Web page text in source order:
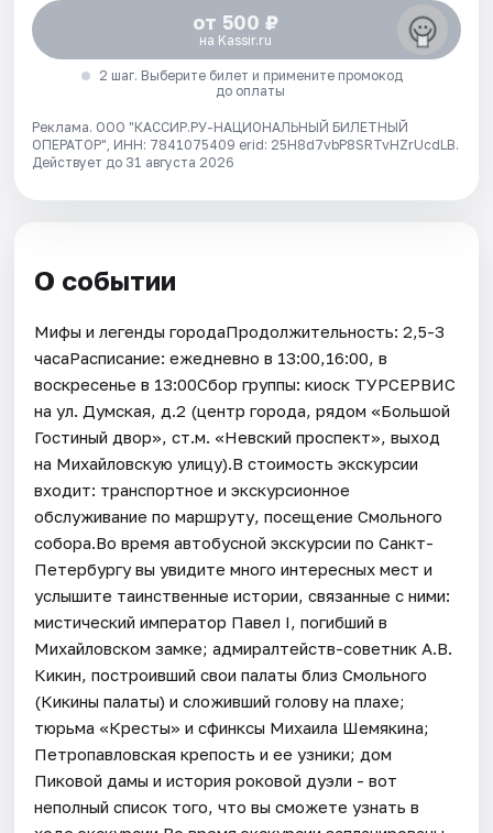
от 500 ₽
на Kassir.ru
2 шаг. Выберите билет и примените промокод
до оплаты
Реклама. ООО "КАССИР.РУ-НАЦИОНАЛЬНЫЙ БИЛЕТНЫЙ
ОПЕРАТОР", ИНН: 7841075409 erid: 25H8d7vbP8SRTvHZrUcdLB.
Действует до 31 августа 2026
О событии
Мифы и легенды городаПродолжительность: 2,5-3
часаРасписание: ежедневно в 13:00,16:00, в
воскресенье в 13:00Сбор группы: киоск ТУРСЕРВИС
на ул. Думская, д.2 (центр города, рядом «Большой
Гостиный двор», ст.м. «Невский проспект», выход
на Михайловскую улицу).В стоимость экскурсии
входит: транспортное и экскурсионное
обслуживание по маршруту, посещение Смольного
собора.Во время автобусной экскурсии по Санкт-
Петербургу вы увидите много интересных мест и
услышите таинственные истории, связанные с ними:
мистический император Павел I, погибший в
Михайловском замке; адмиралтейств-советник А.В.
Кикин, построивший свои палаты близ Смольного
(Кикины палаты) и сложивший голову на плахе;
тюрьма «Кресты» и сфинксы Михаила Шемякина;
Петропавловская крепость и ее узники; дом
Пиковой дамы и история роковой дуэли - вот
неполный список того, что вы сможете узнать в